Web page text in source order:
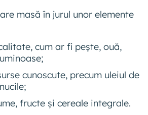
masă în jurul unor elemente
cum ar fi pește, ouă,
cunoscute, precum uleiul de
fructe și cereale integrale.